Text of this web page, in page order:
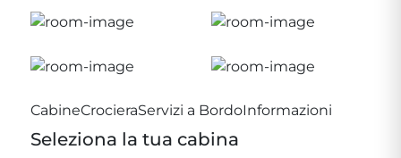
CabineCrocieraServizi a BordoInformazioni
Seleziona la tua cabina